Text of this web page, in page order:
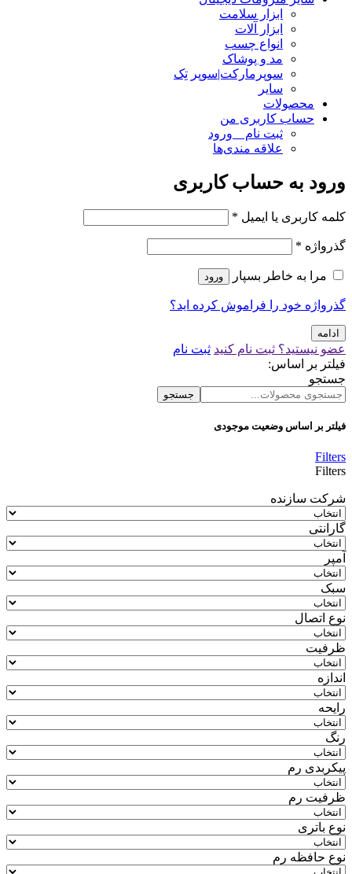
ابزار سلامت
ابزار آلات
انواع چسب
مد و پوشاک
سوپرمارکت|سوپر تِک
سایر
محصولات
حساب کاربری من
ثبت نام _ ورود
علاقه مندی‌ها
ورود به حساب کاربری
کلمه کاربری یا ایمیل *
گذرواژه *
مرا به خاطر بسپار ورود
گذرواژه خود را فراموش کرده اید؟
ادامه
عضو نیستید؟ ثبت نام کنید ثبت نام
فیلتر بر اساس:
جستجو
جستجو
فیلتر بر اساس وضعیت موجودی
Filters
Filters
شرکت سازنده
گارانتی
آمپر
سبک
نوع اتصال
ظرفیت
اندازه
رایحه
رنگ
پیکربدی رم
ظرفیت رم
نوع باتری
نوع حافظه رم